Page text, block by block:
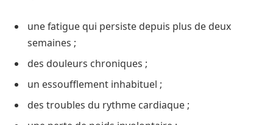
une fatigue qui persiste depuis plus de deux
semaines ;
des douleurs chroniques ;
un essoufflement inhabituel ;
des troubles du rythme cardiaque ;